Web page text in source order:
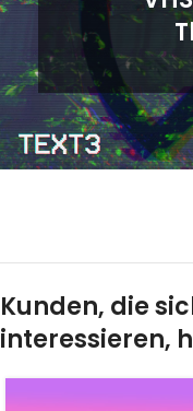
Kunden, die
interessieren,